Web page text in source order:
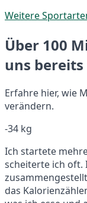
Weitere
Über 100
uns bereits
Erfahre hier, wie
verändern.
-34 kg
Ich startete
scheiterte ich oft.
das